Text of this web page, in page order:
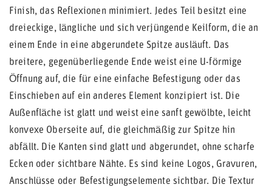
Finish, das Reflexionen minimiert. Jedes Teil besitzt eine
dreieckige, längliche und sich verjüngende Keilform, die an
einem Ende in eine abgerundete Spitze ausläuft. Das
breitere, gegenüberliegende Ende weist eine U-förmige
Öffnung auf, die für eine einfache Befestigung oder das
Einschieben auf ein anderes Element konzipiert ist. Die
Außenfläche ist glatt und weist eine sanft gewölbte, leicht
konvexe Oberseite auf, die gleichmäßig zur Spitze hin
abfällt. Die Kanten sind glatt und abgerundet, ohne scharfe
Ecken oder sichtbare Nähte. Es sind keine Logos, Gravuren,
Anschlüsse oder Befestigungselemente sichtbar. Die Textur